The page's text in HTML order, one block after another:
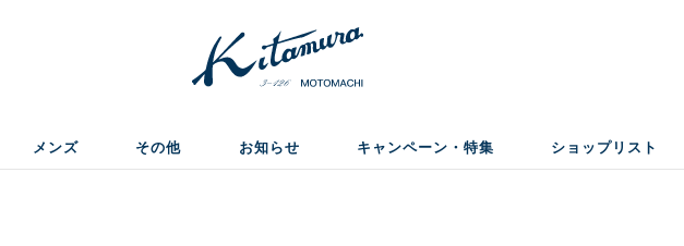
メンズ その他 お知らせ キャンペーン・特集 ショップリスト